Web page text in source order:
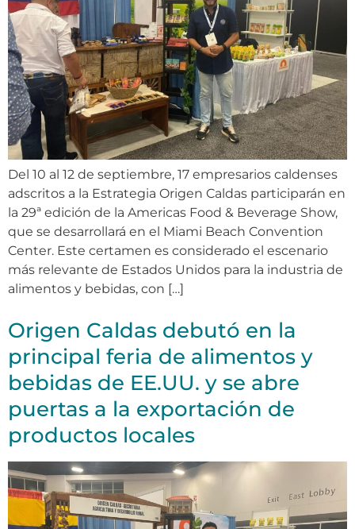
Del 10 al 12 de septiembre, 17 empresarios caldenses
adscritos a la Estrategia Origen Caldas participarán en
la 29ª edición de la Americas Food & Beverage Show,
que se desarrollará en el Miami Beach Convention
Center. Este certamen es considerado el escenario
más relevante de Estados Unidos para la industria de
alimentos y bebidas, con […]
Origen Caldas debutó en la
principal feria de alimentos y
bebidas de EE.UU. y se abre
puertas a la exportación de
productos locales